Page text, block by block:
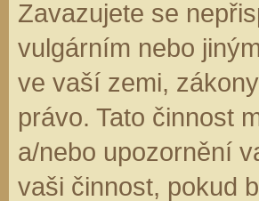
Zavazujete se
vulgárním nebo
ve vaší zemi,
právo. Tato činnost
a/nebo upozornění
vaši činnost, pokud